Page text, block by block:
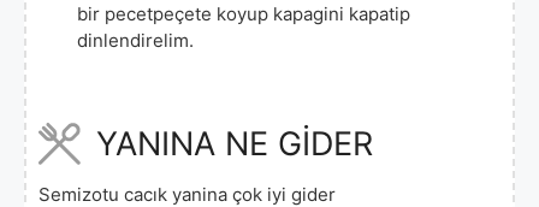
bir pecetpeçete koyup kapagini kapatip
dinlendirelim.
YANINA NE GİDER
Semizotu cacık yanina çok iyi gider